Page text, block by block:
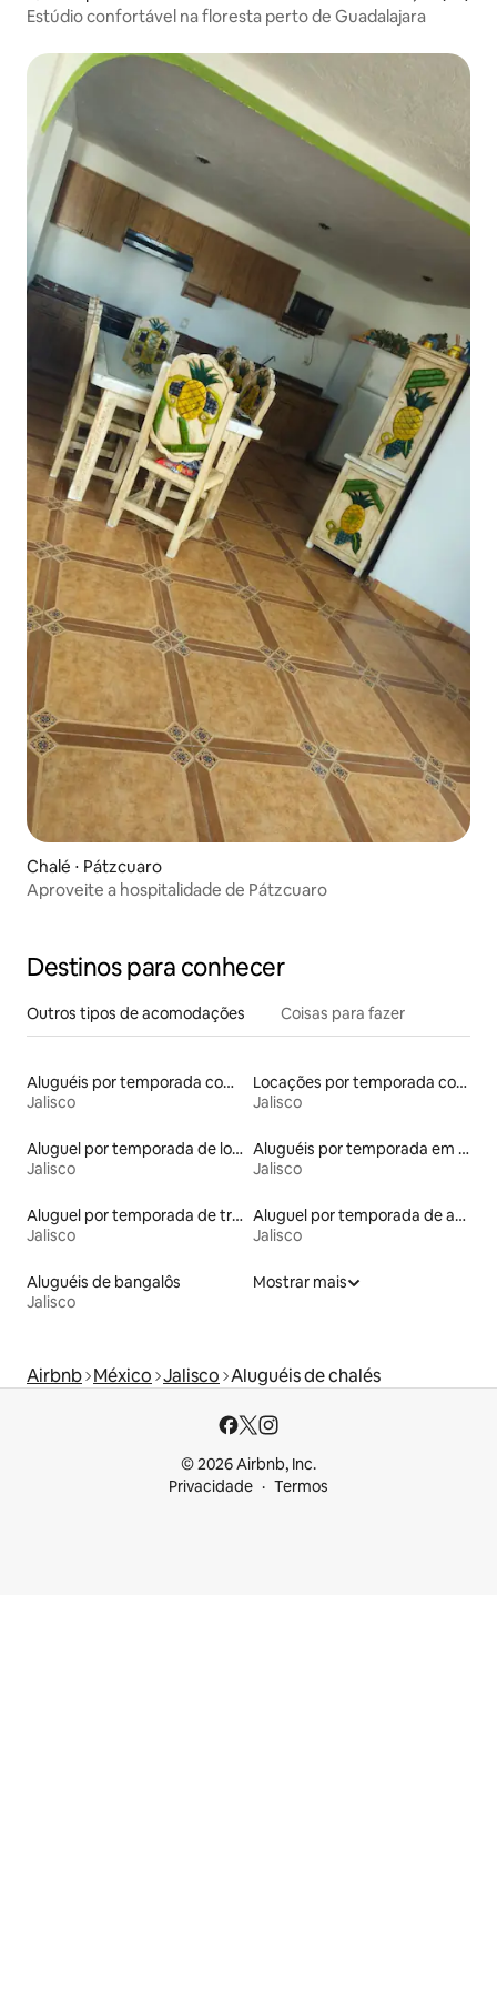
Estúdio confortável na floresta perto de Guadalajara
Chalé ⋅ Pátzcuaro
Aproveite a hospitalidade de Pátzcuaro
Destinos para conhecer
Outros tipos de acomodações Coisas para fazer
Aluguéis por temporada com acesso ao lago
Jalisco
Locações por temporada com piscina
Jalisco
Aluguel por temporada de lofts
Jalisco
Aluguéis por temporada em resorts
Jalisco
Aluguel por temporada de trailers
Jalisco
Aluguel por temporada de apart-hotéis
Jalisco
Aluguéis de bangalôs
Jalisco
Mostrar mais
Airbnb México Jalisco Aluguéis de chalés
© 2026 Airbnb, Inc.
Privacidade
Termos